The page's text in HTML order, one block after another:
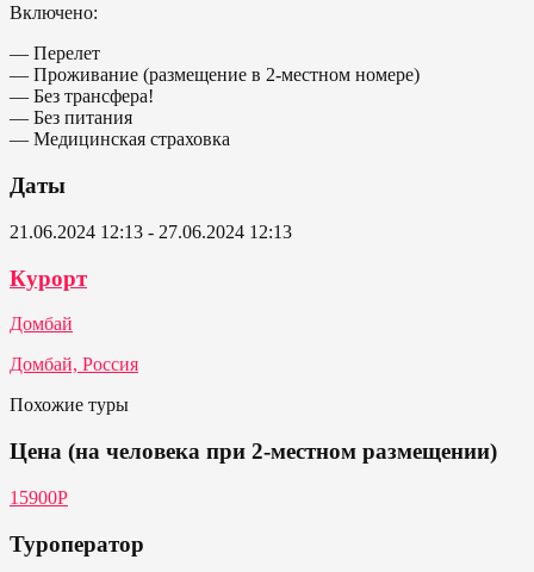
Включено:
— Перелет
— Проживание (размещение в 2-местном номере)
— Без трансфера!
— Без питания
— Медицинская страховка
Даты
21.06.2024 12:13 - 27.06.2024 12:13
Курорт
Домбай
Домбай, Россия
Похожие туры
Цена (на человека при 2-местном размещении)
15900Р
Туроператор